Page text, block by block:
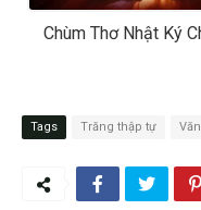
Chùm Thơ Nhật Ký
Tags Trăng thập tự